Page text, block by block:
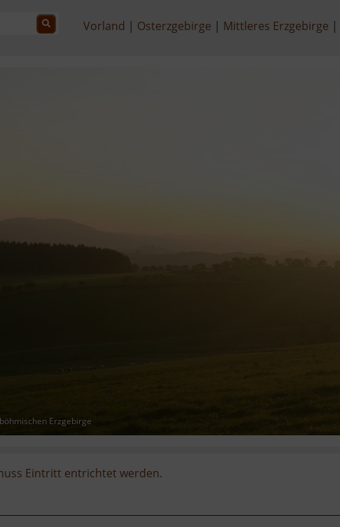
Vorland Osterzgebirge Mittleres Erzgebirge
Erzgebirge
Eintritt entrichtet werden.